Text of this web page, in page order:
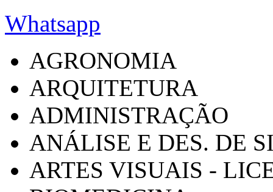
Whatsapp
AGRONOMIA
ARQUITETURA
ADMINISTRAÇÃO
ANÁLISE E DES. DE
ARTES VISUAIS -